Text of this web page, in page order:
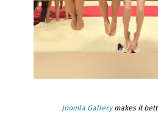
Joomla Gallerymakes it